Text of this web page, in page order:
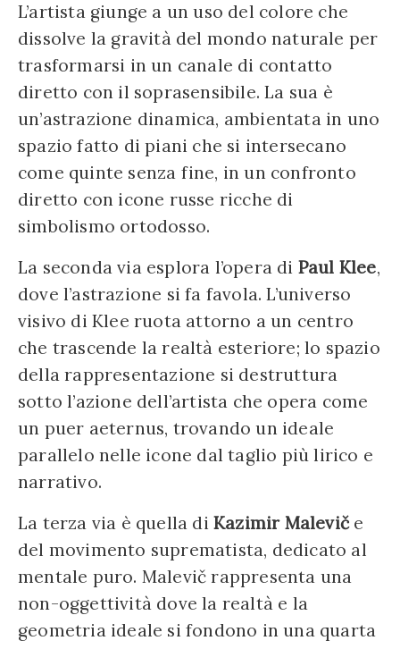
L’artista giunge a un uso del colore che
dissolve la gravità del mondo naturale per
trasformarsi in un canale di contatto
diretto con il soprasensibile. La sua è
un’astrazione dinamica, ambientata in uno
spazio fatto di piani che si intersecano
come quinte senza fine, in un confronto
diretto con icone russe ricche di
simbolismo ortodosso.
La seconda via esplora l’opera di Paul Klee,
dove l’astrazione si fa favola. L’universo
visivo di Klee ruota attorno a un centro
che trascende la realtà esteriore; lo spazio
della rappresentazione si destruttura
sotto l’azione dell’artista che opera come
un puer aeternus, trovando un ideale
parallelo nelle icone dal taglio più lirico e
narrativo.
La terza via è quella di Kazimir Maleviče
del movimento suprematista, dedicato al
mentale puro. Malevič rappresenta una
non-oggettività dove la realtà e la
geometria ideale si fondono in una quarta